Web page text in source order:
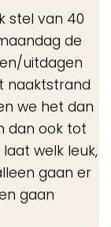
stel van 40
de
uitdagen
naaktstrand
we het dan
dan ook tot
welk leuk,
gaan er
gaan